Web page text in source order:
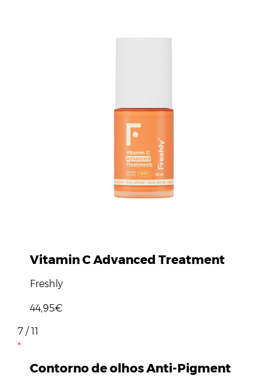
Vitamin C Advanced Treatment
Freshly
44,95€
7 / 11
Contorno de olhos Anti-Pigment